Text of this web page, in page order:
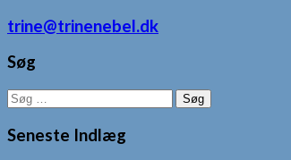
trine@trinenebel.dk
Søg
Søg
efter:
Seneste Indlæg